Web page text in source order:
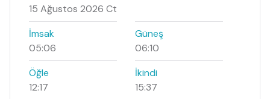
15 Ağustos 2026 Ct
İmsak
05:06
Güneş
06:10
Öğle
12:17
İkindi
15:37